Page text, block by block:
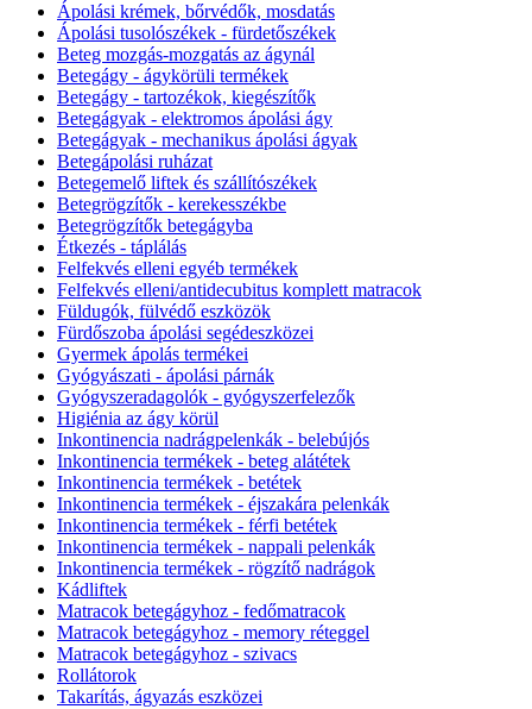
Ápolási krémek, bőrvédők, mosdatás
Ápolási tusolószékek - fürdetőszékek
Beteg mozgás-mozgatás az ágynál
Betegágy - ágykörüli termékek
Betegágy - tartozékok, kiegészítők
Betegágyak - elektromos ápolási ágy
Betegágyak - mechanikus ápolási ágyak
Betegápolási ruházat
Betegemelő liftek és szállítószékek
Betegrögzítők - kerekesszékbe
Betegrögzítők betegágyba
Étkezés - táplálás
Felfekvés elleni egyéb termékek
Felfekvés elleni/antidecubitus komplett matracok
Füldugók, fülvédő eszközök
Fürdőszoba ápolási segédeszközei
Gyermek ápolás termékei
Gyógyászati - ápolási párnák
Gyógyszeradagolók - gyógyszerfelezők
Higiénia az ágy körül
Inkontinencia nadrágpelenkák - belebújós
Inkontinencia termékek - beteg alátétek
Inkontinencia termékek - betétek
Inkontinencia termékek - éjszakára pelenkák
Inkontinencia termékek - férfi betétek
Inkontinencia termékek - nappali pelenkák
Inkontinencia termékek - rögzítő nadrágok
Kádliftek
Matracok betegágyhoz - fedőmatracok
Matracok betegágyhoz - memory réteggel
Matracok betegágyhoz - szivacs
Rollátorok
Takarítás, ágyazás eszközei